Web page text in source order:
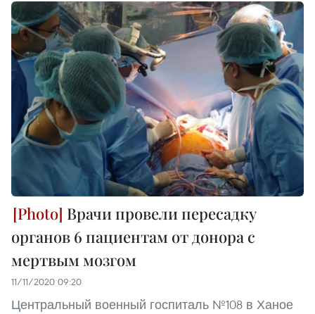
Врачи провели пересадку
органов 6 пациентам от донора с
мертвым мозгом
11/11/2020 09:20
Центральный военный госпиталь №108 в Ханое